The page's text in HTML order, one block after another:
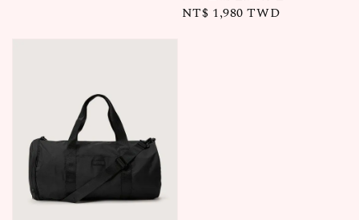
Regular
NT$ 1,980 TWD